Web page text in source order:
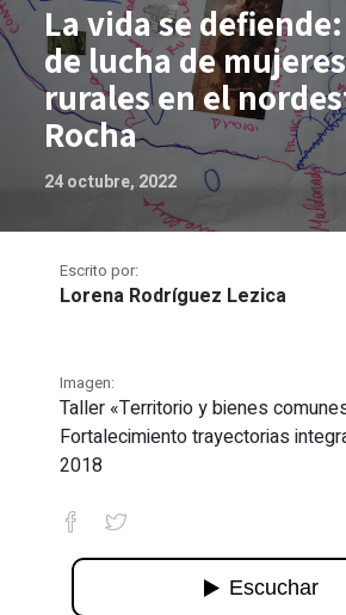
La vida se
de lucha de mujeres
rurales en el
Rocha
24 octubre, 2022
Escrito por:
Lorena Rodríguez Lezica
Imagen:
Taller «Territorio y bienes
Fortalecimiento trayectorias
2018
La vida se defiende: